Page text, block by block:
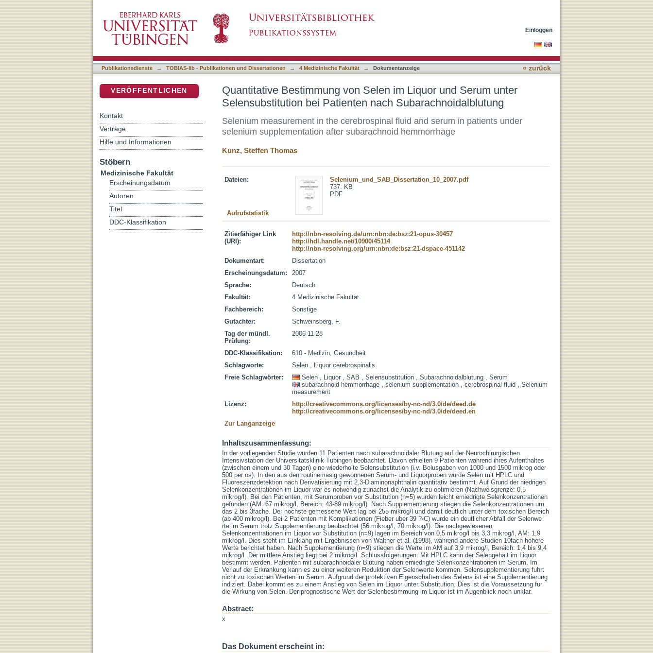
nach Subarachnoidalblutung
Einloggen
Publikationsdienste → TOBIAS-lib - Publikationen und Dissertationen → 4 Medizinische Fakultät → Dokumentanzeige « zurück
Quantitative Bestimmung von Selen im Liquor und Serum unter
Selensubstitution bei Patienten nach Subarachnoidalblutung
Selenium measurement in the cerebrospinal fluid and serum in patients under
selenium supplementation after subarachnoid hemmorrhage
Kunz, Steffen Thomas
Dateien:
Selenium_und_SAB_Dissertation_10_2007.pdf
737. KB
PDF
Aufrufstatistik
Zitierfähiger Link
(URI):
http://nbn-resolving.de/urn:nbn:de:bsz:21-opus-30457
http://hdl.handle.net/10900/45114
http://nbn-resolving.org/urn:nbn:de:bsz:21-dspace-451142
Dokumentart:
Dissertation
Erscheinungsdatum:
2007
Sprache:
Deutsch
Fakultät:
4 Medizinische Fakultät
Fachbereich:
Sonstige
Gutachter:
Schweinsberg, F.
Tag der mündl.
Prüfung:
2006-11-28
DDC-Klassifikation:
610 - Medizin, Gesundheit
Schlagworte:
Selen , Liquor cerebrospinalis
Freie Schlagwörter:
Selen , Liquor , SAB , Selensubstitution , Subarachnoidalblutung , Serum
subarachnoid hemmorrhage , selenium supplementation , cerebrospinal fluid , Selenium
measurement
Lizenz:
http://creativecommons.org/licenses/by-nc-nd/3.0/de/deed.de
http://creativecommons.org/licenses/by-nc-nd/3.0/de/deed.en
Zur Langanzeige
Inhaltszusammenfassung:
In der vorliegenden Studie wurden 11 Patienten nach subarachnoidaler Blutung auf der Neurochirurgischen
Intensivstation der Universitatsklinik Tubingen beobachtet. Davon erhielten 9 Patienten wahrend ihres Aufenthaltes
(zwischen einem und 30 Tagen) eine wiederholte Selensubstitution (i.v. Bolusgaben von 1000 und 1500 mikrog oder
500 per os). In den aus den routinemasig gewonnenen Serum- und Liquorproben wurde Selen mit HPLC und
Fluoreszenzdetektion nach Derivatisierung mit 2,3-Diaminonaphthalin quantitativ bestimmt. Auf Grund der niedrigen
Selenkonzentrationen im Liquor war es notwendig zunachst die Analytik zu optimieren (Nachweisgrenze: 0,5
mikrog/l). Bei den Patienten, mit Serumproben vor Substitution (n=5) wurden leicht erniedrigte Selenkonzentrationen
gefunden (AM: 67 mikrog/l, Bereich: 43-89 mikrog/l). Nach Supplementierung stiegen die Selenkonzentrationen um
das 2 bis 3fache. Der hochste gemessene Wert lag bei 255 mikrog/l und damit deutlich unter dem toxischen Bereich
(ab 400 mikrog/l). Bei 2 Patienten mit Komplikationen (Fieber uber 39 ?‹C) wurde ein deutlicher Abfall der Selenwe
rte im Serum trotz Supplementierung beobachtet (56 mikrog/l, 70 mikrog/l). Die nachgewiesenen
Selenkonzentrationen im Liquor vor Substitution (n=9) lagen im Bereich von 0,5 mikrog/l bis 3,3 mikrog/l, AM: 1,9
mikrog/l. Dies steht im Einklang mit Ergebnissen von Walther et al. (1998), wahrend andere Studien 10fach hohere
Werte berichtet haben. Nach Supplementierung (n=9) stiegen die Werte im AM auf 3,9 mikrog/l, Bereich: 1,4 bis 9,4
mikrog/l. Der mittlere Anstieg liegt bei 2 mikrog/l. Schlussfolgerungen: Mit HPLC kann der Selengehalt im Liquor
bestimmt werden. Patienten mit subarachnoidaler Blutung haben erniedrigte Selenkonzentrationen im Serum. Im
Verlauf der Erkrankung kann es zu einer weiteren Reduktion der Selenwerte kommen. Selensupplementierung fuhrt
nicht zu toxischen Werten im Serum. Aufgrund der protektiven Eigenschaften des Selens ist eine Supplementierung
indiziert. Dabei kommt es zu einem Anstieg von Selen im Liquor unter Substitution. Dies ist die Voraussetzung fur
die Wirkung von Selen. Der prognostische Wert der Selenbestimmung im Liquor ist im Augenblick noch unklar.
Abstract:
x
Das Dokument erscheint in:
VERÖFFENTLICHEN
Kontakt
Verträge
Hilfe und Informationen
Stöbern
Medizinische Fakultät
Erscheinungsdatum
Autoren
Titel
DDC-Klassifikation